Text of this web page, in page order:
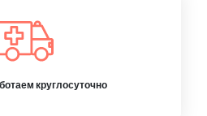
круглосуточно